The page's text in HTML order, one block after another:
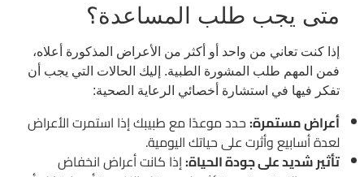
متى يجب طلب المساعدة؟
إذا كنت تعاني من واحد أو أكثر من الأعراض المذكورة أعلاه،
فمن المهم طلب المشورة الطبية. إليك الحالات التي يجب أن
تفكر فيها في استشارة أخصائي الرعاية الصحية:
أعراض مستمرة:حدد موعدًا مع طبيبك إذا استمرت الأعراض
لعدة أسابيع وأثرت على حياتك اليومية.
تأثير شديد على جودة الحياة:إذا كانت أعراض انخفاض